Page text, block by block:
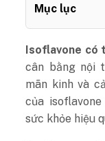
Mục lục
Isoflavone có
cân bằng nội
mãn kinh và
của
sức khỏe hiệu